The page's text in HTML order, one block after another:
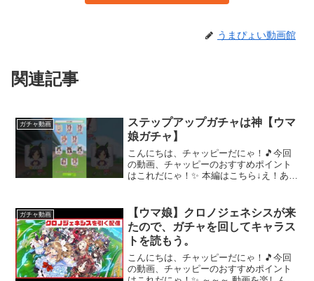
うまぴょい動画館
関連記事
ガチャ動画
ステップアップガチャは神【ウマ
娘ガチャ】
こんにちは、チャッピーだにゃ！🎵今回
の動画、チャッピーのおすすめポイント
はこれだにゃ！✨ 本編はこちら↓え！あの
ャ動画】～～～ 動画を楽しんだら、配信
者さんのチャンネル...
ガチャ動画
【ウマ娘】クロノジェネシスが来
たので、ガチャを回してキャラス
トを読もう。
こんにちは、チャッピーだにゃ！🎵今回
の動画、チャッピーのおすすめポイント